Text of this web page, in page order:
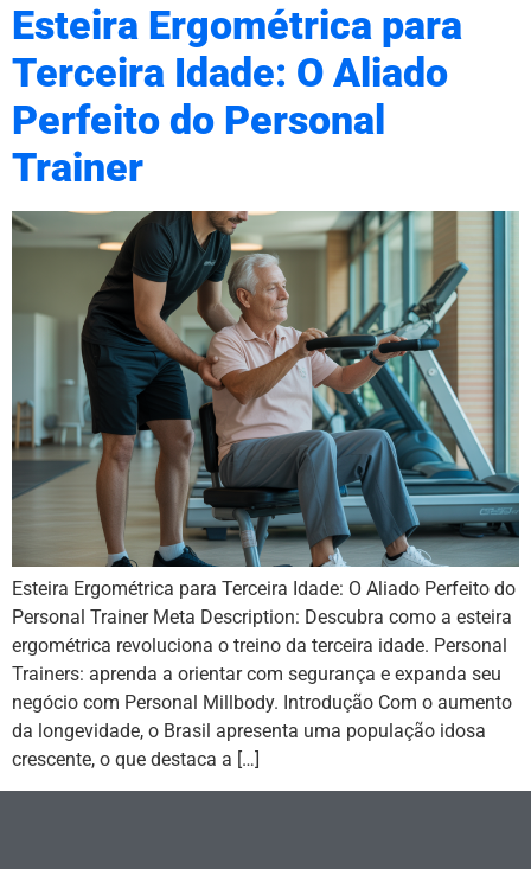
Esteira Ergométrica para
Terceira Idade: O Aliado
Perfeito do Personal
Trainer
Esteira Ergométrica para Terceira Idade: O Aliado Perfeito do
Personal Trainer Meta Description: Descubra como a esteira
ergométrica revoluciona o treino da terceira idade. Personal
Trainers: aprenda a orientar com segurança e expanda seu
negócio com Personal Millbody. Introdução Com o aumento
da longevidade, o Brasil apresenta uma população idosa
crescente, o que destaca a […]